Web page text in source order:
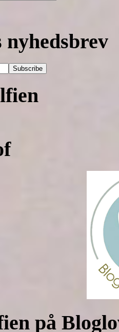
nyhedsbrev
på